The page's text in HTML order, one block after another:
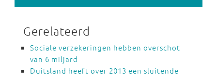
Gerelateerd
Sociale verzekeringen hebben overschot
van 6 miljard
Duitsland heeft over 2013 een sluitende